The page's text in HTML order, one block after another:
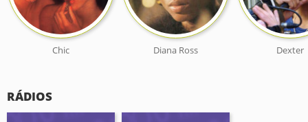
Chic Diana Ross Dexter
RÁDIOS